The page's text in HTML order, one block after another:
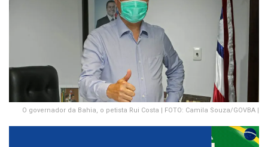
O governador da Bahia, o petista Rui Costa | FOTO: Camila Souza/GOVBA |